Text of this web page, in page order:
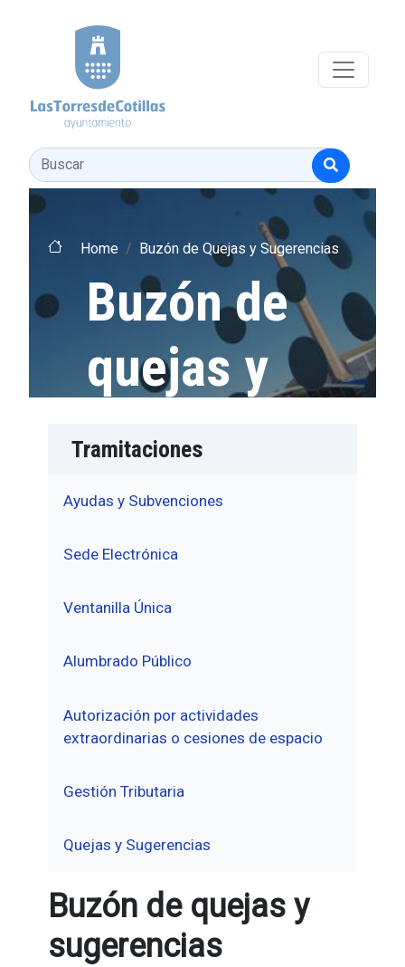
Buscar
Home Buzón de Quejas y Sugerencias
Buzón de
quejas y
Tramitaciones
Ayudas y Subvenciones
Sede Electrónica
Ventanilla Única
Alumbrado Público
Autorización por actividades
extraordinarias o cesiones de espacio
Gestión Tributaria
Quejas y Sugerencias
Buzón de quejas y
sugerencias